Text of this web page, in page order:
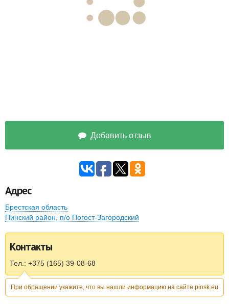
Добавить отзыв
Адрес
Брестская область
Пинский район, п/о Погост-Загородский
Контакты
Тел.: +375 (165) 39-08-68
При обращении укажите, что вы нашли информацию на сайте pinsk.eu